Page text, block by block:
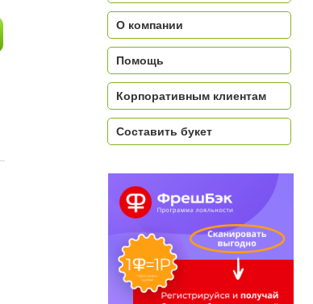
О компании
Помощь
Корпоративным клиентам
Составить букет